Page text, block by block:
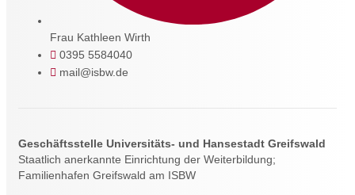
Frau Kathleen Wirth
0395 5584040
mail@isbw.de
Geschäftsstelle Universitäts- und Hansestadt Greifswald
Staatlich anerkannte Einrichtung der Weiterbildung;
Familienhafen Greifswald am ISBW